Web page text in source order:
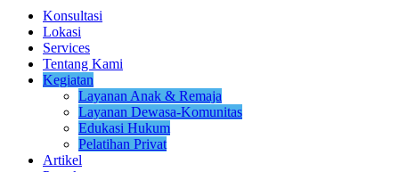
Konsultasi
Lokasi
Services
Tentang Kami
Kegiatan
Layanan Anak & Remaja
Layanan Dewasa-Komunitas
Edukasi Hukum
Pelatihan Privat
Artikel